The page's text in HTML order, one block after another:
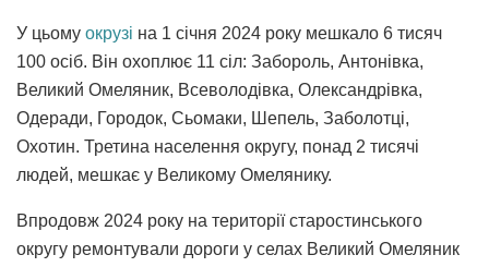
У цьому окрузі на 1 січня 2024 року мешкало 6 тисяч
100 осіб. Він охоплює 11 сіл: Забороль, Антонівка,
Великий Омеляник, Всеволодівка, Олександрівка,
Одеради, Городок, Сьомаки, Шепель, Заболотці,
Охотин. Третина населення округу, понад 2 тисячі
людей, мешкає у Великому Омелянику.
Впродовж 2024 року на території старостинського
округу ремонтували дороги у селах Великий Омеляник